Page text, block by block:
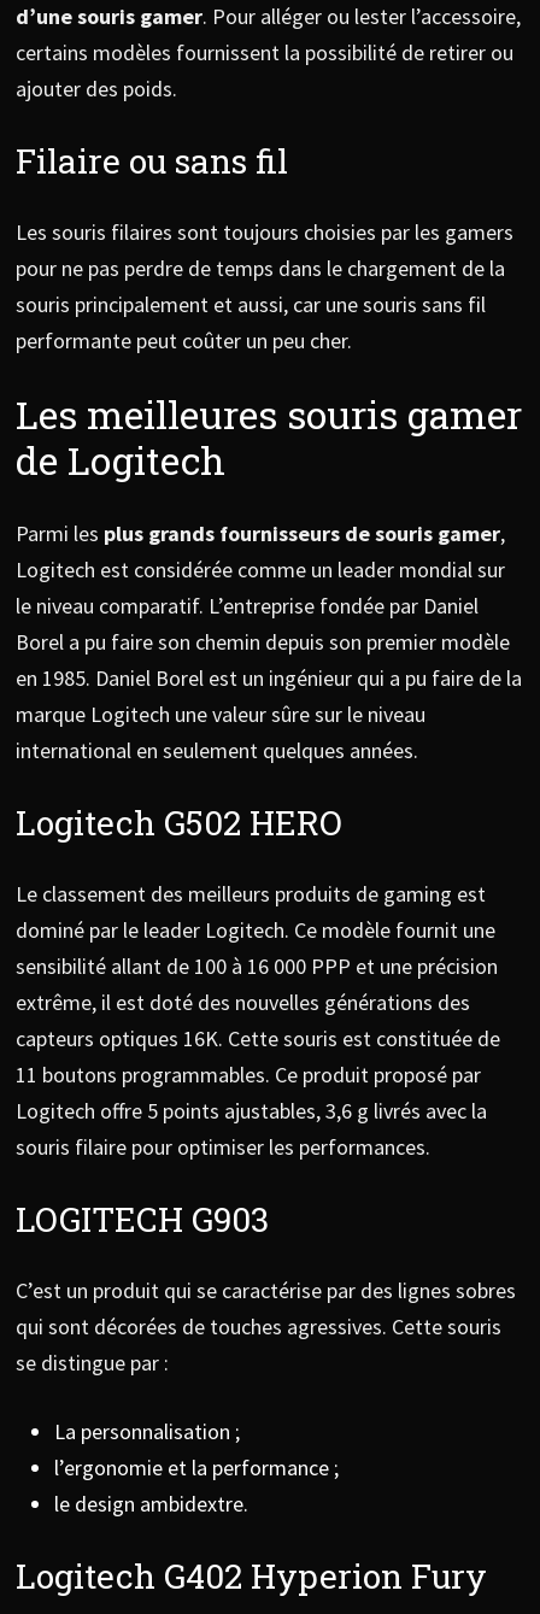
d’une souris gamer. Pour alléger ou lester l’accessoire,
certains modèles fournissent la possibilité de retirer ou
ajouter des poids.
Filaire ou sans fil
Les souris filaires sont toujours choisies par les gamers
pour ne pas perdre de temps dans le chargement de la
souris principalement et aussi, car une souris sans fil
performante peut coûter un peu cher.
Les meilleures souris gamer
de Logitech
Parmi les plus grands fournisseurs de souris gamer,
Logitech est considérée comme un leader mondial sur
le niveau comparatif. L’entreprise fondée par Daniel
Borel a pu faire son chemin depuis son premier modèle
en 1985. Daniel Borel est un ingénieur qui a pu faire de la
marque Logitech une valeur sûre sur le niveau
international en seulement quelques années.
Logitech G502 HERO
Le classement des meilleurs produits de gaming est
dominé par le leader Logitech. Ce modèle fournit une
sensibilité allant de 100 à 16 000 PPP et une précision
extrême, il est doté des nouvelles générations des
capteurs optiques 16K. Cette souris est constituée de
11 boutons programmables. Ce produit proposé par
Logitech offre 5 points ajustables, 3,6 g livrés avec la
souris filaire pour optimiser les performances.
LOGITECH G903
C’est un produit qui se caractérise par des lignes sobres
qui sont décorées de touches agressives. Cette souris
se distingue par :
La personnalisation ;
l’ergonomie et la performance ;
le design ambidextre.
Logitech G402 Hyperion Fury